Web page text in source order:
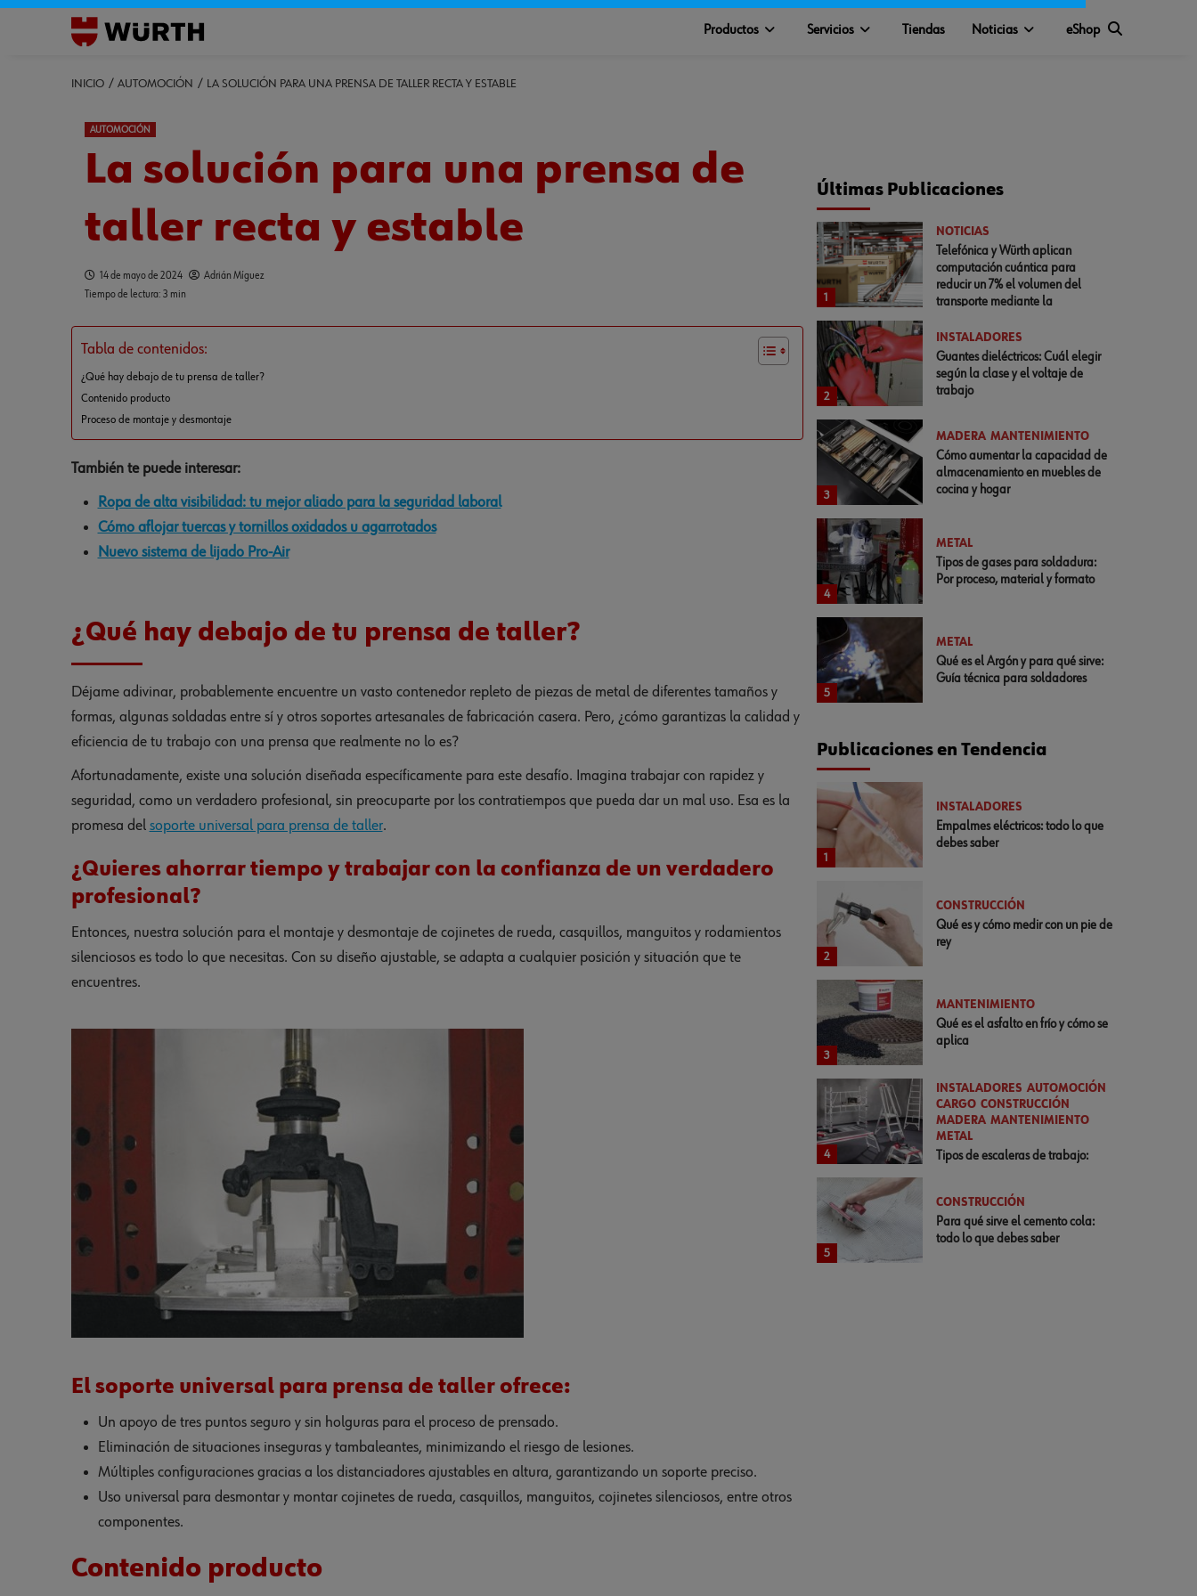
Productos Servicios Tiendas Noticias eShop
INICIO AUTOMOCIÓN LA SOLUCIÓN PARA UNA PRENSA DE TALLER RECTA Y ESTABLE
AUTOMOCIÓN
La solución para una prensa de
taller recta y estable
14 de mayo de 2024
Adrián Míguez
Tiempo de lectura: 3 min
Tabla de contenidos:
¿Qué hay debajo de tu prensa de taller?
Contenido producto
Proceso de montaje y desmontaje
También te puede interesar:
Ropa de alta visibilidad: tu mejor aliado para la seguridad laboral
Cómo aflojar tuercas y tornillos oxidados u agarrotados
Nuevo sistema de lijado Pro-Air
¿Qué hay debajo de tu prensa de taller?
Déjame adivinar, probablemente encuentre un vasto contenedor repleto de piezas de metal de diferentes tamaños y
formas, algunas soldadas entre sí y otros soportes artesanales de fabricación casera. Pero, ¿cómo garantizas la calidad y
eficiencia de tu trabajo con una prensa que realmente no lo es?
Afortunadamente, existe una solución diseñada específicamente para este desafío. Imagina trabajar con rapidez y
seguridad, como un verdadero profesional, sin preocuparte por los contratiempos que pueda dar un mal uso. Esa es la
promesa del soporte universal para prensa de taller.
¿Quieres ahorrar tiempo y trabajar con la confianza de un verdadero
profesional?
Entonces, nuestra solución para el montaje y desmontaje de cojinetes de rueda, casquillos, manguitos y rodamientos
silenciosos es todo lo que necesitas. Con su diseño ajustable, se adapta a cualquier posición y situación que te
encuentres.
El soporte universal para prensa de taller ofrece:
Un apoyo de tres puntos seguro y sin holguras para el proceso de prensado.
Eliminación de situaciones inseguras y tambaleantes, minimizando el riesgo de lesiones.
Múltiples configuraciones gracias a los distanciadores ajustables en altura, garantizando un soporte preciso.
Uso universal para desmontar y montar cojinetes de rueda, casquillos, manguitos, cojinetes silenciosos, entre otros
componentes.
Contenido producto
Últimas Publicaciones
1
NOTICIAS
Telefónica y Würth aplican
computación cuántica para
reducir un 7% el volumen del
transporte mediante la
2
INSTALADORES
Guantes dieléctricos: Cuál elegir
según la clase y el voltaje de
trabajo
3
MADERA MANTENIMIENTO
Cómo aumentar la capacidad de
almacenamiento en muebles de
cocina y hogar
4
METAL
Tipos de gases para soldadura:
Por proceso, material y formato
5
METAL
Qué es el Argón y para qué sirve:
Guía técnica para soldadores
Publicaciones en Tendencia
1
INSTALADORES
Empalmes eléctricos: todo lo que
debes saber
2
CONSTRUCCIÓN
Qué es y cómo medir con un pie de
rey
3
MANTENIMIENTO
Qué es el asfalto en frío y cómo se
aplica
4
INSTALADORES AUTOMOCIÓN
CARGO CONSTRUCCIÓN
MADERA MANTENIMIENTO
METAL
Tipos de escaleras de trabajo:
5
CONSTRUCCIÓN
Para qué sirve el cemento cola:
todo lo que debes saber